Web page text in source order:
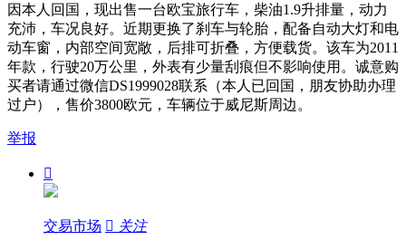
因本人回国，现出售一台欧宝旅行车，柴油1.9升排量，动力
充沛，车况良好。近期更换了刹车与轮胎，配备自动大灯和电
动车窗，内部空间宽敞，后排可折叠，方便载货。该车为2011
年款，行驶20万公里，外表有少量刮痕但不影响使用。诚意购
买者请通过微信DS1999028联系（本人已回国，朋友协助办理
过户），售价3800欧元，车辆位于威尼斯周边。
举报

交易市场  关注